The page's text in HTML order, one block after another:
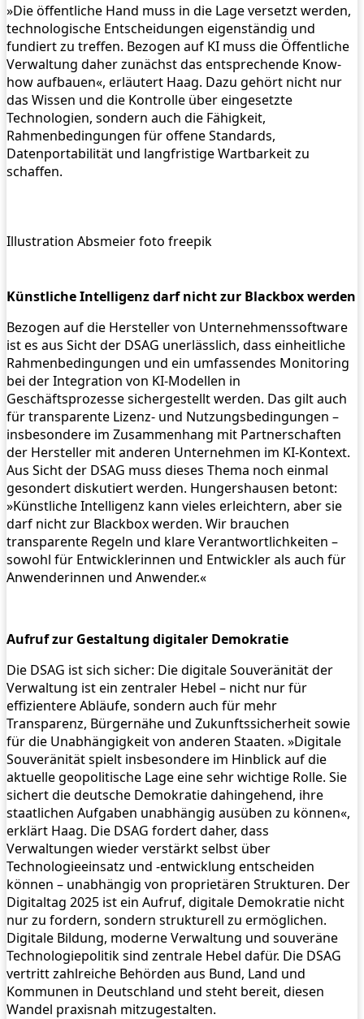
»Die öffentliche Hand muss in die Lage versetzt werden,
technologische Entscheidungen eigenständig und
fundiert zu treffen. Bezogen auf KI muss die Öffentliche
Verwaltung daher zunächst das entsprechende Know-
how aufbauen«, erläutert Haag. Dazu gehört nicht nur
das Wissen und die Kontrolle über eingesetzte
Technologien, sondern auch die Fähigkeit,
Rahmenbedingungen für offene Standards,
Datenportabilität und langfristige Wartbarkeit zu
schaffen.
Illustration Absmeier foto freepik
Künstliche Intelligenz darf nicht zur Blackbox werden
Bezogen auf die Hersteller von Unternehmenssoftware
ist es aus Sicht der DSAG unerlässlich, dass einheitliche
Rahmenbedingungen und ein umfassendes Monitoring
bei der Integration von KI-Modellen in
Geschäftsprozesse sichergestellt werden. Das gilt auch
für transparente Lizenz- und Nutzungsbedingungen –
insbesondere im Zusammenhang mit Partnerschaften
der Hersteller mit anderen Unternehmen im KI-Kontext.
Aus Sicht der DSAG muss dieses Thema noch einmal
gesondert diskutiert werden. Hungershausen betont:
»Künstliche Intelligenz kann vieles erleichtern, aber sie
darf nicht zur Blackbox werden. Wir brauchen
transparente Regeln und klare Verantwortlichkeiten –
sowohl für Entwicklerinnen und Entwickler als auch für
Anwenderinnen und Anwender.«
Aufruf zur Gestaltung digitaler Demokratie
Die DSAG ist sich sicher: Die digitale Souveränität der
Verwaltung ist ein zentraler Hebel – nicht nur für
effizientere Abläufe, sondern auch für mehr
Transparenz, Bürgernähe und Zukunftssicherheit sowie
für die Unabhängigkeit von anderen Staaten. »Digitale
Souveränität spielt insbesondere im Hinblick auf die
aktuelle geopolitische Lage eine sehr wichtige Rolle. Sie
sichert die deutsche Demokratie dahingehend, ihre
staatlichen Aufgaben unabhängig ausüben zu können«,
erklärt Haag. Die DSAG fordert daher, dass
Verwaltungen wieder verstärkt selbst über
Technologieeinsatz und -entwicklung entscheiden
können – unabhängig von proprietären Strukturen. Der
Digitaltag 2025 ist ein Aufruf, digitale Demokratie nicht
nur zu fordern, sondern strukturell zu ermöglichen.
Digitale Bildung, moderne Verwaltung und souveräne
Technologiepolitik sind zentrale Hebel dafür. Die DSAG
vertritt zahlreiche Behörden aus Bund, Land und
Kommunen in Deutschland und steht bereit, diesen
Wandel praxisnah mitzugestalten.